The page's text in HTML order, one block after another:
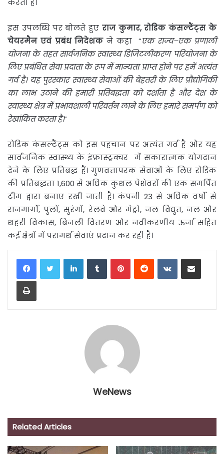
इस उपलब्धि पर बोलते हुए राज कुमार,रोडिक कंसल्टैंट्स के
चेयरमैन एवं प्रबंध निदेशकने कहा “एक राज्य–एक प्रणाली
योजना के तहत सार्वजनिक स्वास्थ्य डिजिटलीकरण परियोजना के
लिए प्रबंधित सेवा प्रदाता के रूप में मान्यता प्राप्त होने पर हमें अत्यंत
गर्व है। यह पुरस्कार स्वास्थ्य सेवाओं की बेहतरी के लिए प्रौद्योगिकी
का लाभ उठाने की हमारी प्रतिबद्धता को दर्शाता है और देश के
स्वास्थ्य क्षेत्र में प्रभावशाली परिवर्तन लाने के लिए हमारे समर्पण को
रेखांकित करता है।“
रोडिक कंसल्टैंट्स को इस पहचान पर अत्यंत गर्व है और यह
सार्वजनिक स्वास्थ्य के इंफ्रास्ट्रक्चर में सकारात्मक योगदान
देने के लिए प्रतिबद्ध हैं। गुणवत्तापरक सेवाओं के लिए रोडिक
की प्रतिबद्धता 1,600 से अधिक कुशल पेशेवरों की एक समर्पित
टीम द्वारा बनाए रखी जाती है। कंपनी 23 से अधिक वर्षों से
राजमार्गों, पुलों, सुरंगों, रेलवे और मेट्रो, जल विद्युत, जल और
शहरी विकास, बिजली वितरण और नवीकरणीय ऊर्जा सहित
कई क्षेत्रों में परामर्श सेवाएं प्रदान कर रही है।
LinkedInTumblrPinterestReddit VKontakteShare via Email
Print
WeNews
Related Articles